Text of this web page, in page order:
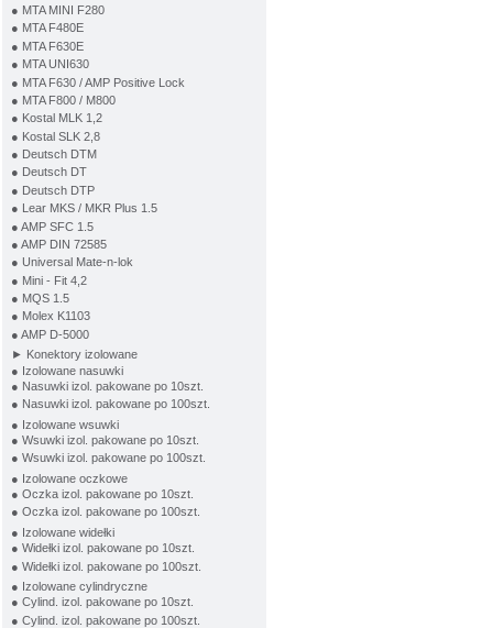
● MTA MINI F280
● MTA F480E
● MTA F630E
● MTA UNI630
● MTA F630 / AMP Positive Lock
● MTA F800 / M800
● Kostal MLK 1,2
● Kostal SLK 2,8
● Deutsch DTM
● Deutsch DT
● Deutsch DTP
● Lear MKS / MKR Plus 1.5
● AMP SFC 1.5
● AMP DIN 72585
● Universal Mate-n-lok
● Mini - Fit 4,2
● MQS 1.5
● Molex K1103
● AMP D-5000
► Konektory izolowane
● Izolowane nasuwki
● Nasuwki izol. pakowane po 10szt.
● Nasuwki izol. pakowane po 100szt.
● Izolowane wsuwki
● Wsuwki izol. pakowane po 10szt.
● Wsuwki izol. pakowane po 100szt.
● Izolowane oczkowe
● Oczka izol. pakowane po 10szt.
● Oczka izol. pakowane po 100szt.
● Izolowane widełki
● Widełki izol. pakowane po 10szt.
● Widełki izol. pakowane po 100szt.
● Izolowane cylindryczne
● Cylind. izol. pakowane po 10szt.
● Cylind. izol. pakowane po 100szt.